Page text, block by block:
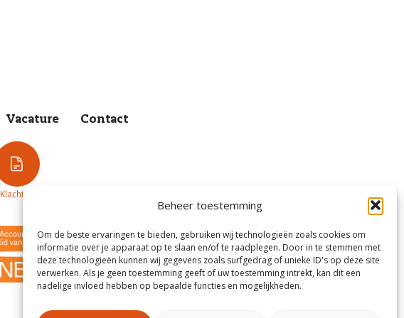
Beheer toestemming
Om de beste ervaringen te bieden, gebruiken wij technologieën zoals cookies om
informatie over je apparaat op te slaan en/of te raadplegen. Door in te stemmen met
deze technologieën kunnen wij gegevens zoals surfgedrag of unieke ID's op deze site
verwerken. Als je geen toestemming geeft of uw toestemming intrekt, kan dit een
nadelige invloed hebben op bepaalde functies en mogelijkheden.
Vacature Contact
Klachten